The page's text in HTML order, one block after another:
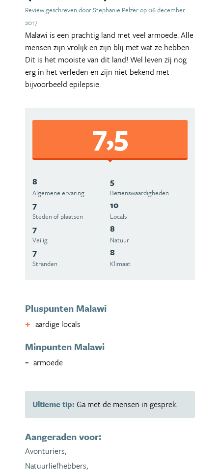
Review geschreven door Stephanie Pelzer op 06 december
2017
Malawi is een prachtig land met veel armoede. Alle
mensen zijn vrolijk en zijn blij met wat ze hebben.
Dit is het mooiste van dit land! Wel leven zij nog
erg in het verleden en zijn niet bekend met
bijvoorbeeld epilepsie.
7,5
8
Algemene ervaring
5
Beziens­waardigheden
7
Steden of plaatsen
10
Locals
7
Veilig
8
Natuur
7
Stranden
8
Klimaat
Pluspunten Malawi
aardige locals
Minpunten Malawi
armoede
Ultieme tip: Ga met de mensen in gesprek.
Aangeraden voor:
Avonturiers,
Natuurliefhebbers,